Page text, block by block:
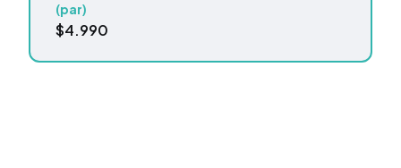
(par)
$4.990